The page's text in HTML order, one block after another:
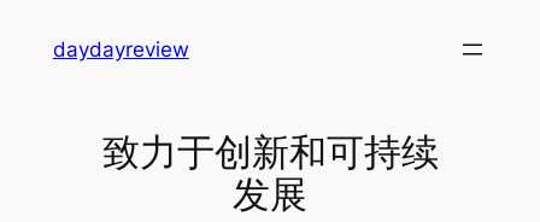
daydayreview
致力于创新和可持续
发展